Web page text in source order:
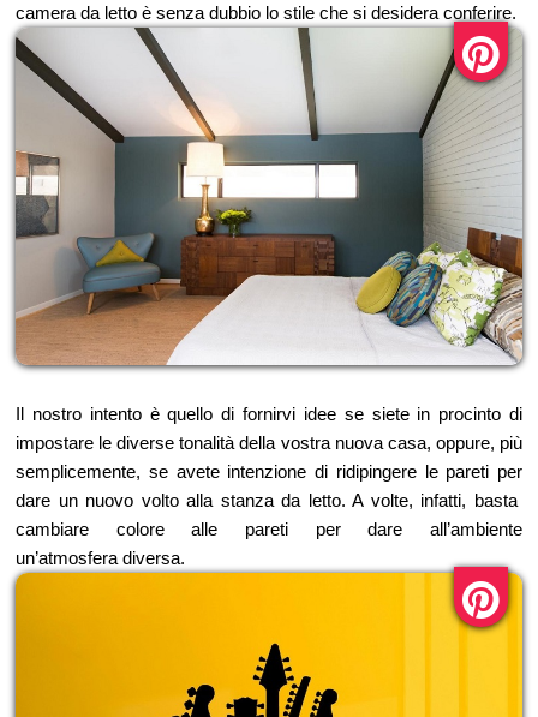
camera da letto è senza dubbio lo stile che si desidera conferire.
Il nostro intento è quello di fornirvi idee se siete in procinto di
impostare le diverse tonalità della vostra nuova casa, oppure, più
semplicemente, se avete intenzione di ridipingere le pareti per
dare un nuovo volto alla stanza da letto. A volte, infatti, basta
cambiare colore alle pareti per dare all’ambiente
un’atmosfera diversa.